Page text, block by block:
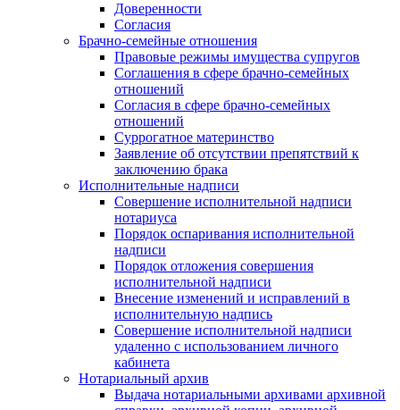
Доверенности
Согласия
Брачно-семейные отношения
Правовые режимы имущества супругов
Соглашения в сфере брачно-семейных
отношений
Согласия в сфере брачно-семейных
отношений
Суррогатное материнство
Заявление об отсутствии препятствий к
заключению брака
Исполнительные надписи
Совершение исполнительной надписи
нотариуса
Порядок оспаривания исполнительной
надписи
Порядок отложения совершения
исполнительной надписи
Внесение изменений и исправлений в
исполнительную надпись
Совершение исполнительной надписи
удаленно с использованием личного
кабинета
Нотариальный архив
Выдача нотариальными архивами архивной